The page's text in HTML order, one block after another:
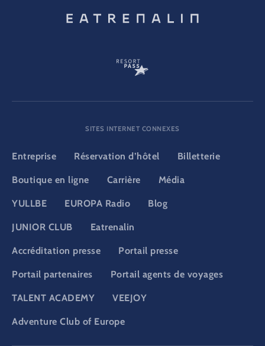
SITES INTERNET CONNEXES
Entreprise Réservation d’hôtel Billetterie
Boutique en ligne Carrière Média
YULLBE EUROPA Radio Blog
JUNIOR CLUB Eatrenalin
Accréditation presse Portail presse
Portail partenaires Portail agents de voyages
TALENT ACADEMY VEEJOY
Adventure Club of Europe